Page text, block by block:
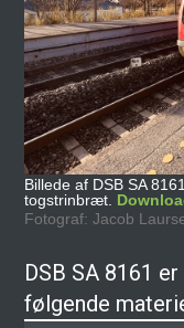
Billede af DSB SA
togstrinbræt.
Fotograf: Jacob
DSB SA 8161
følgende